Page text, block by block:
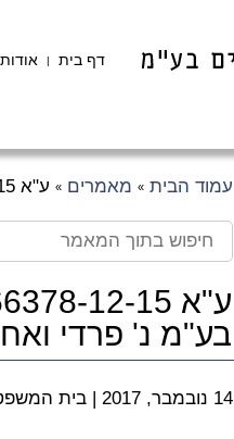
דף בית |
עמוד הבית » מאמרים » ע"א 66378-12-15 משהב חברה לשכון בניין ופתוח בע"מ נ' פרדי ואח'
בע"מ נ' פרדי
14 נובמבר, 2017 | בית